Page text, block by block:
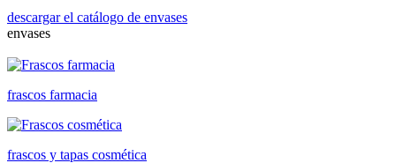
descargar el catálogo de envases
envases
frascos farmacia
frascos y tapas cosmética